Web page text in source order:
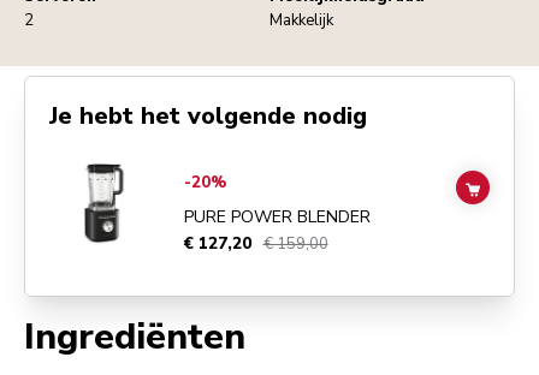
2
Makkelijk
Ingrediënten
Je hebt het volgende nodig
Go toPure Power Blender
-20%
PURE POWER BLENDER
€ 127,20 € 159,00
ADD